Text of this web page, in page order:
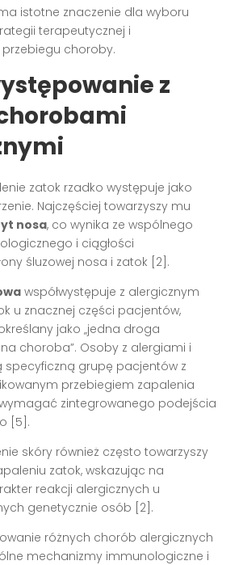
istotne znaczenie dla wyboru
terapeutycznej i
choroby.
z
zatok rzadko występuje jako
Najczęściej towarzyszy mu
nosa, co wynika ze wspólnego
i ciągłości
śluzowej nosa i zatok [2].
współwystępuje z alergicznym
u znacznej części pacjentów,
jako „jedna droga
choroba”. Osoby z alergiami i
grupę pacjentów z
przebiegiem zapalenia
zintegrowanego podejścia
[5].
skóry również często towarzyszy
zatok, wskazując na
reakcji alergicznych u
genetycznie osób [2].
różnych chorób alergicznych
mechanizmy immunologiczne i